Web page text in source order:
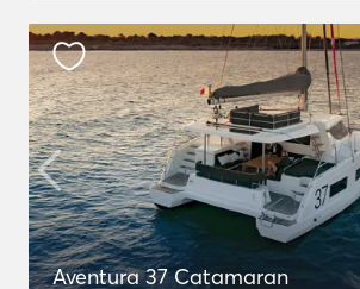
Aventura 37 Catamaran